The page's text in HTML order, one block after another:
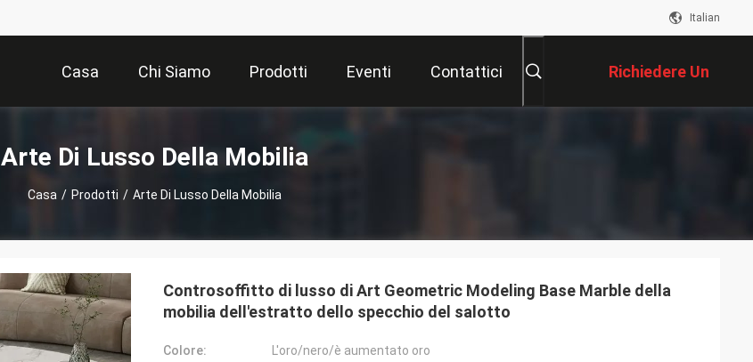
Italian
Casa Chi Siamo Prodotti Eventi Contattici Richiedere Un
Preventivo
Arte Di Lusso Della Mobilia
Casa / Prodotti / Arte Di Lusso Della Mobilia
Controsoffitto di lusso di Art Geometric Modeling Base Marble della
mobilia dell'estratto dello specchio del salotto
Colore:
L'oro/nero/è aumentato oro